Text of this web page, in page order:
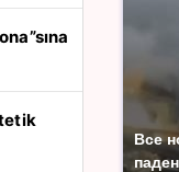
Все